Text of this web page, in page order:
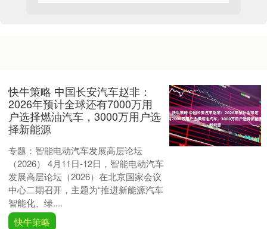
快牛策略 中国长安汽车赵非：
2026年预计全球还有7000万用
户选择燃油汽车，3000万用户选
择新能源
专题：智能电动汽车发展高层论坛
（2026） 4月11日-12日，智能电动汽车
发展高层论坛（2026）在北京国家会议
中心二期召开，主题为“推进新能源汽车
智能化、绿....
快牛策略